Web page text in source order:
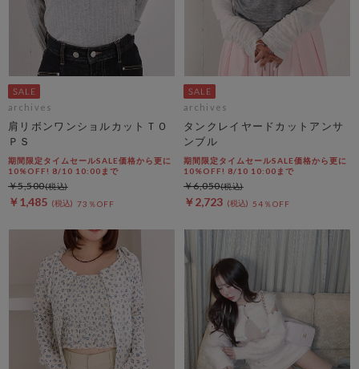
archives
肩リボンワンショルカットＴＯ
ＰＳ
期間限定タイムセールSALE価格から更に
10%OFF! 8/10 10:00まで
￥1,485 73％OFF
￥5,500
archives
タンクレイヤードカットアンサ
ンブル
期間限定タイムセールSALE価格から更に
10%OFF! 8/10 10:00まで
￥2,723 54％OFF
￥6,050